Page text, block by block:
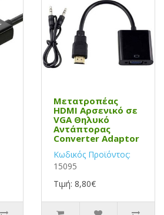
Μετατροπέας
HDMI Αρσενικό σε
VGA Θηλυκό
Αντάπτορας
Converter Adaptor
Κωδικός Προϊόντος:
15095
Τιμή: 8,80€